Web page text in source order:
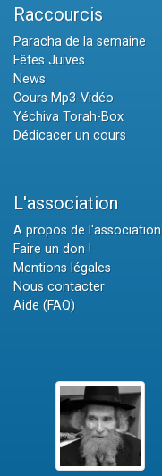
Raccourcis
Paracha de la semaine
Fêtes Juives
News
Cours Mp3-Vidéo
Yéchiva Torah-Box
Dédicacer un cours
L'association
A propos de l'association
Faire un don !
Mentions légales
Nous contacter
Aide (FAQ)